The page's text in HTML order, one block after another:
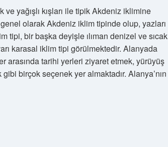
ve yağışlı kışları ile tipik Akdeniz iklimine
olarak Akdeniz iklim tipinde olup, yazları
tipi, bir başka deyişle ılıman denizel ve sıcak
karasal iklim tipi görülmektedir. Alanyada
arasında tarihi yerleri ziyaret etmek, yürüyüş
birçok seçenek yer almaktadır. Alanya’nın